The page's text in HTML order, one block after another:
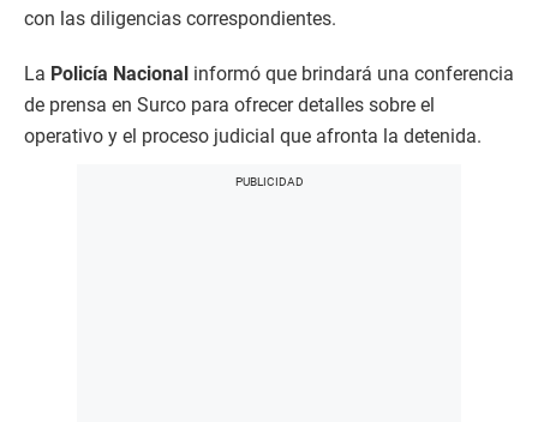
con las diligencias correspondientes.
La Policía Nacional informó que brindará una conferencia
de prensa en Surco para ofrecer detalles sobre el
operativo y el proceso judicial que afronta la detenida.